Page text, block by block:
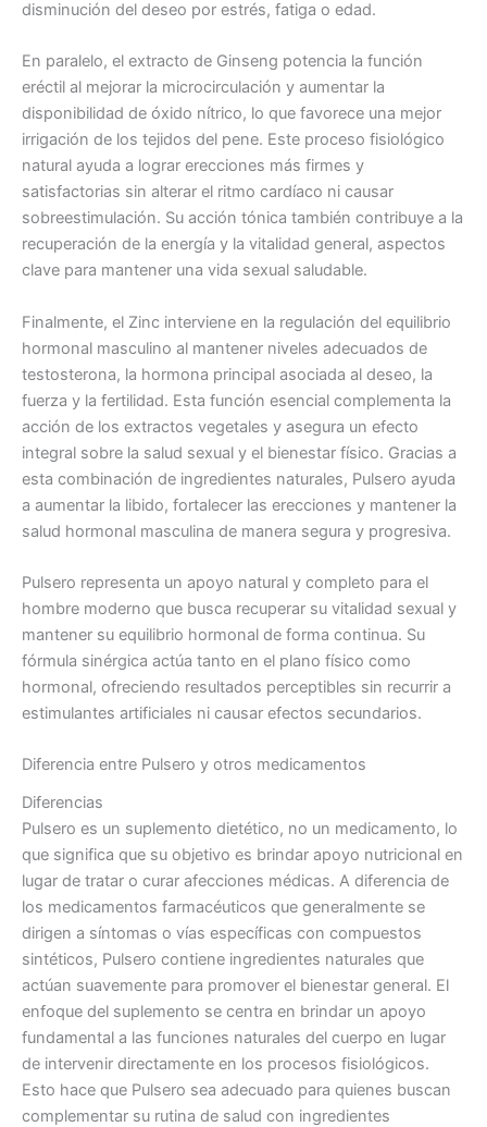
disminución del deseo por estrés, fatiga o edad.
En paralelo, el extracto de Ginseng potencia la función
eréctil al mejorar la microcirculación y aumentar la
disponibilidad de óxido nítrico, lo que favorece una mejor
irrigación de los tejidos del pene. Este proceso fisiológico
natural ayuda a lograr erecciones más firmes y
satisfactorias sin alterar el ritmo cardíaco ni causar
sobreestimulación. Su acción tónica también contribuye a la
recuperación de la energía y la vitalidad general, aspectos
clave para mantener una vida sexual saludable.
Finalmente, el Zinc interviene en la regulación del equilibrio
hormonal masculino al mantener niveles adecuados de
testosterona, la hormona principal asociada al deseo, la
fuerza y la fertilidad. Esta función esencial complementa la
acción de los extractos vegetales y asegura un efecto
integral sobre la salud sexual y el bienestar físico. Gracias a
esta combinación de ingredientes naturales, Pulsero ayuda
a aumentar la libido, fortalecer las erecciones y mantener la
salud hormonal masculina de manera segura y progresiva.
Pulsero representa un apoyo natural y completo para el
hombre moderno que busca recuperar su vitalidad sexual y
mantener su equilibrio hormonal de forma continua. Su
fórmula sinérgica actúa tanto en el plano físico como
hormonal, ofreciendo resultados perceptibles sin recurrir a
estimulantes artificiales ni causar efectos secundarios.
Diferencia entre Pulsero y otros medicamentos
Diferencias
Pulsero es un suplemento dietético, no un medicamento, lo
que significa que su objetivo es brindar apoyo nutricional en
lugar de tratar o curar afecciones médicas. A diferencia de
los medicamentos farmacéuticos que generalmente se
dirigen a síntomas o vías específicas con compuestos
sintéticos, Pulsero contiene ingredientes naturales que
actúan suavemente para promover el bienestar general. El
enfoque del suplemento se centra en brindar un apoyo
fundamental a las funciones naturales del cuerpo en lugar
de intervenir directamente en los procesos fisiológicos.
Esto hace que Pulsero sea adecuado para quienes buscan
complementar su rutina de salud con ingredientes